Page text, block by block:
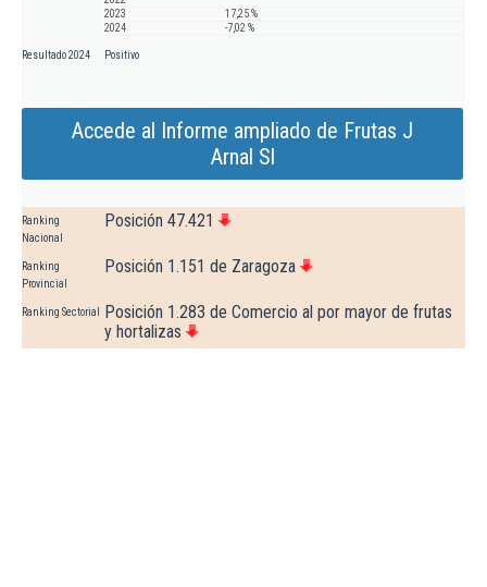
2023
17,25 %
2024
-7,02 %
Resultado 2024 Positivo
Accede al Informe ampliado de Frutas J
Arnal Sl
Ranking
Nacional
Posición 47.421
Ranking
Provincial
Posición 1.151 de Zaragoza
Ranking Sectorial
Posición 1.283 de Comercio al por mayor de frutas
y hortalizas